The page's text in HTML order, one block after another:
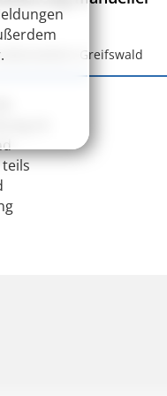
Greifswald
ist